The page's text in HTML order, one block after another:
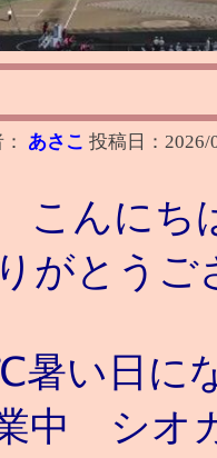
あさこ 投稿日： 2026/
こんにち
がとうご
暑い日に
中 シオ